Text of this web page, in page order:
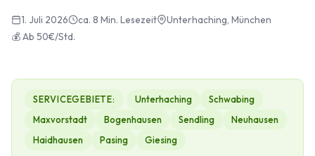
1. Juli 2026 ca. 8 Min. Lesezeit
Unterhaching, München
💰 Ab 50€/Std.
SERVICEGEBIETE: Unterhaching
Schwabing
Maxvorstadt
Bogenhausen Sendling
Neuhausen
Haidhausen
Pasing Giesing